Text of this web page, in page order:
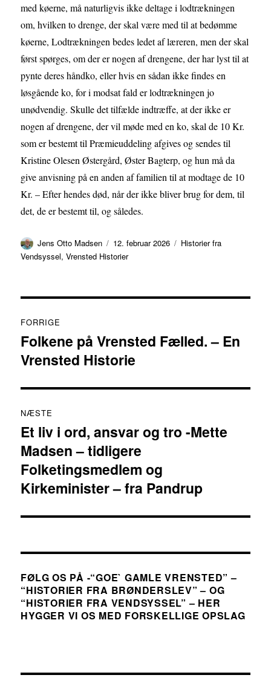
med køerne, må naturligvis ikke deltage i lodtrækningen
om, hvilken to drenge, der skal være med til at bedømme
køerne, Lodtrækningen bedes ledet af læreren, men der skal
først spørges, om der er nogen af drengene, der har lyst til at
pynte deres håndko, eller hvis en sådan ikke findes en
løsgående ko, for i modsat fald er lodtrækningen jo
unødvendig. Skulle det tilfælde indtræffe, at der ikke er
nogen af drengene, der vil møde med en ko, skal de 10 Kr.
som er bestemt til Præmieuddeling afgives og sendes til
Kristine Olesen Østergård, Øster Bagterp, og hun må da
give anvisning på en anden af familien til at modtage de 10
Kr. – Efter hendes død, når der ikke bliver brug for dem, til
det, de er bestemt til, og således.
Forfatter
Jens Otto Madsen Udgivet
12. februar 2026 Kategorier
Historier fra
Vendsyssel,Vrensted Historier
FORRIGE
Forrige
indlæg:
Folkene på Vrensted Fælled. – En
Vrensted Historie
NÆSTE
Næste
indlæg:
Et liv i ord, ansvar og tro -Mette
Madsen – tidligere
Folketingsmedlem og
Kirkeminister – fra Pandrup
FØLG OS PÅ -“GOE` GAMLE VRENSTED” –
“HISTORIER FRA BRØNDERSLEV” – OG
“HISTORIER FRA VENDSYSSEL” – HER
HYGGER VI OS MED FORSKELLIGE OPSLAG